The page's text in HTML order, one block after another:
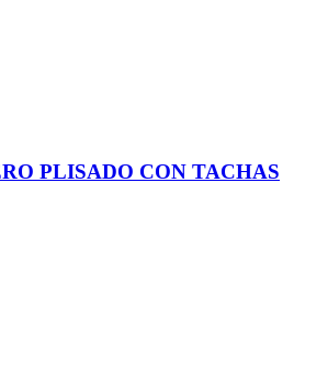
PLISADO CON TACHAS